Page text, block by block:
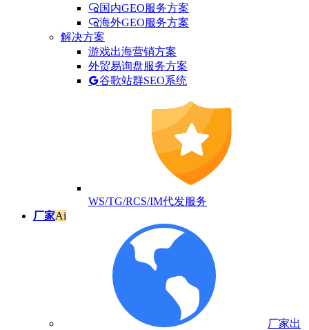
国内GEO服务方案
海外GEO服务方案
解决方案
游戏出海营销方案
外贸易询盘服务方案
谷歌站群SEO系统
WS/TG/RCS/IM代发服务
厂家Ai
厂家出